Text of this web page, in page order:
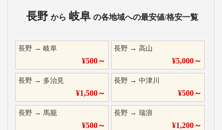
長野 から 岐阜 の各地域への最安値/格安一覧
長野 → 岐阜
¥500～
長野 →高山
¥5,000～
長野 → 多治見
¥1,500～
長野 →中津川
¥500～
長野 → 馬籠
¥500～
長野 →瑞浪
¥1,200～